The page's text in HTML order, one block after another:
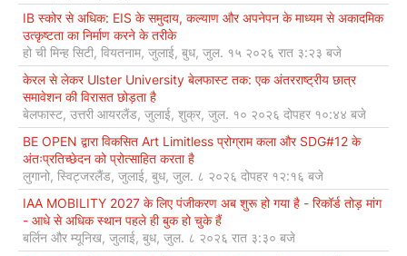
IB स्कोर से अधिक: EIS के समुदाय, कल्याण और अपनेपन के माध्यम से अकादमिक
उत्कृष्टता का निर्माण करने के तरीके
हो ची मिन्ह सिटी, वियतनाम, जुलाई, बुध, जुल. १५ २०२६ रात ३:२३ बजे
केरल से लेकर Ulster University बेलफास्ट तक: एक अंतरराष्ट्रीय छात्र
समावेशन की विरासत छोड़ता है
बेलफास्ट, उत्तरी आयरलैंड, जुलाई, शुक्र, जुल. १० २०२६ दोपहर १०:४४ बजे
BE OPEN द्वारा विकसित Art Limitless प्रोग्राम कला और SDG#12 के
अंतःप्रतिच्छेदन को प्रोत्साहित करता है
लुगानो, स्विट्जरलैंड, जुलाई, बुध, जुल. ८ २०२६ दोपहर १२:१६ बजे
IAA MOBILITY 2027 के लिए पंजीकरण अब शुरू हो गया है - रिकॉर्ड तोड़ मांग
- आधे से अधिक स्थान पहले ही बुक हो चुके हैं
बर्लिन और म्यूनिख, जुलाई, बुध, जुल. ८ २०२६ रात ३:३० बजे